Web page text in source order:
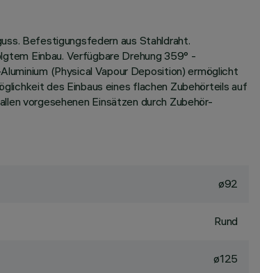
Befestigungsfedern aus Stahldraht.
Einbau. Verfügbare Drehung 359° -
(Physical Vapour Deposition) ermöglicht
des Einbaus eines flachen Zubehörteils auf
vorgesehenen Einsätzen durch Zubehör-
ø92
Rund
ø125